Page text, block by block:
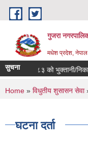
Skip to main content
गुजरा
मधेश प्रदेश,
सुचना
०८२/८३ को भु्क्तानी/निकासा
You are
Home » विधुतीय शुसासन सेवा
घटना दर्ता